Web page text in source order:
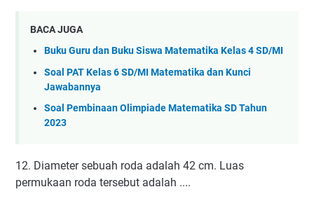
BACA JUGA
Buku Guru dan Buku Siswa Matematika Kelas 4 SD/MI
Soal PAT Kelas 6 SD/MI Matematika dan Kunci
Jawabannya
Soal Pembinaan Olimpiade Matematika SD Tahun
2023
12. Diameter sebuah roda adalah 42 cm. Luas
permukaan roda tersebut adalah ....